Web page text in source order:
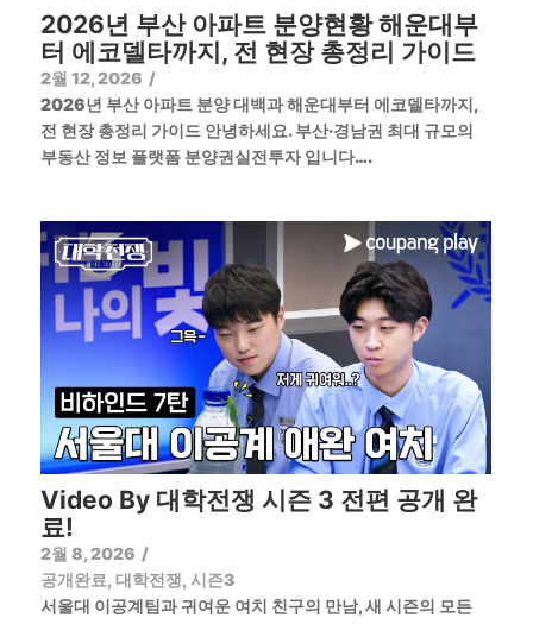
2026년 부산 아파트 분양현황 해운대부
터 에코델타까지, 전 현장 총정리 가이드
2월 12, 2026 /
2026년 부산 아파트 분양 대백과 해운대부터 에코델타까지,
전 현장 총정리 가이드 안녕하세요. 부산·경남권 최대 규모의
부동산 정보 플랫폼 분양권실전투자 입니다….
Video By 대학전쟁 시즌 3 전편 공개 완
료!
2월 8, 2026 /
공개완료, 대학전쟁, 시즌3
서울대 이공계팀과 귀여운 여치 친구의 만남, 새 시즌의 모든